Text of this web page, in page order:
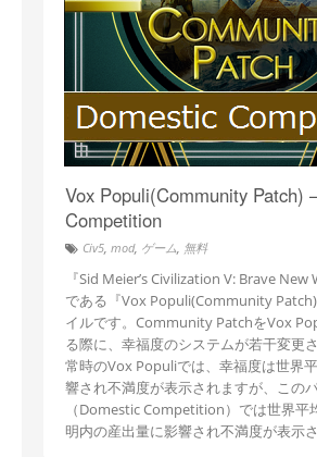
Vox Populi(Community Patch)
Competition
Civ5, mod, ゲーム, 無料
『Sid Meier’s Civilization V: Brave
である『Vox Populi(Community
イルです。Community PatchをVox
る際に、幸福度のシステムが若干変更
常時のVox Populiでは、幸福度は世界
響され不満度が表示されますが、この
（Domestic Competition）では世界平
明内の産出量に影響され不満度が表示さ